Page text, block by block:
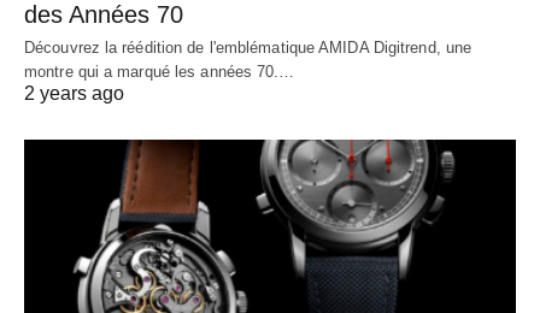
des Années 70
Découvrez la réédition de l'emblématique AMIDA Digitrend, une
montre qui a marqué les années 70.…
2 years ago